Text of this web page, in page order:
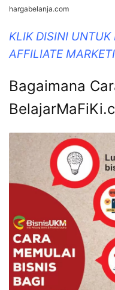
hargabelanja.com
KLIK DISINI
AFFILIATE
Bagaimana